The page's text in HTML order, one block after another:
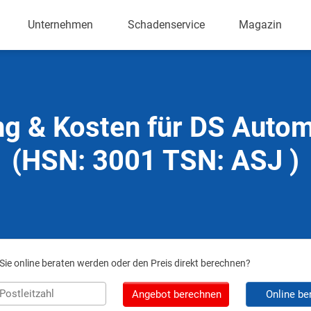
Unternehmen Schadenservice Magazin
& Kosten für DS
(HSN: 3001 TSN: ASJ )
online beraten werden oder den Preis direkt berechnen?
Angebot berechnen Online